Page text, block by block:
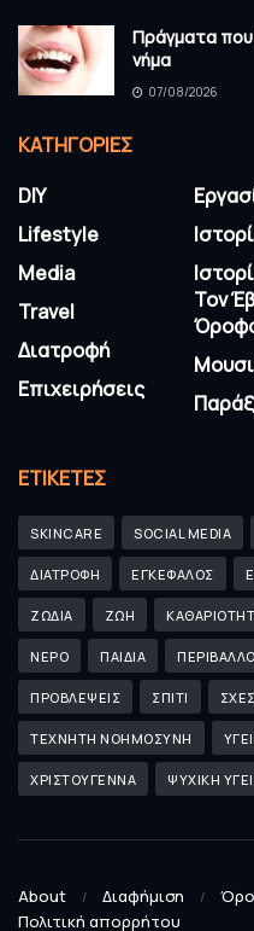
Πράγματα που
νήμα
07/08/2026
KΑΤΗΓΟΡΊΕΣ
DIY
Lifestyle
Media
Travel
Διατροφή
Επιχειρήσεις
Τον
ΕΤΙΚΈΤΕΣ
SKINCARE SOCIAL MEDIA
ΔΙΑΤΡΟΦΗ ΕΓΚΕΦΑΛΟΣ
ΖΩΔΙΑ ΖΩΗ
ΝΕΡΟ ΠΑΙΔΙΑ
ΠΡΟΒΛΕΨΕΙΣ ΣΠΙΤΙ
ΤΕΧΝΗΤΗ ΝΟΗΜΟΣΥΝΗ
ΧΡΙΣΤΟΥΓΕΝΝΑ ΨΥΧΙΚΗ
About Διαφήμιση
Πολιτική απορρήτου